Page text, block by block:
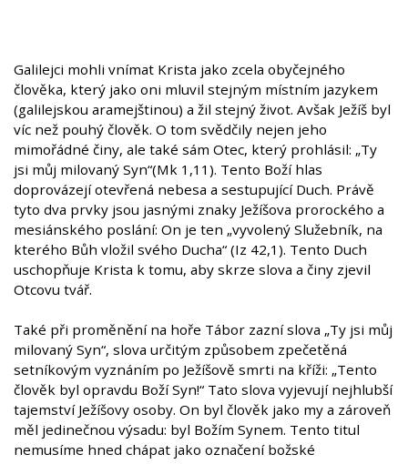
Galilejci mohli vnímat Krista jako zcela obyčejného
člověka, který jako oni mluvil stejným místním jazykem
(galilejskou aramejštinou) a žil stejný život. Avšak Ježíš byl
víc než pouhý člověk. O tom svědčily nejen jeho
mimořádné činy, ale také sám Otec, který prohlásil: „Ty
jsi můj milovaný Syn“(Mk 1,11). Tento Boží hlas
doprovázejí otevřená nebesa a sestupující Duch. Právě
tyto dva prvky jsou jasnými znaky Ježíšova prorockého a
mesiánského poslání: On je ten „vyvolený Služebník, na
kterého Bůh vložil svého Ducha“ (Iz 42,1). Tento Duch
uschopňuje Krista k tomu, aby skrze slova a činy zjevil
Otcovu tvář.
Také při proměnění na hoře Tábor zazní slova „Ty jsi můj
milovaný Syn“, slova určitým způsobem zpečetěná
setníkovým vyznáním po Ježíšově smrti na kříži: „Tento
člověk byl opravdu Boží Syn!“ Tato slova vyjevují nejhlubší
tajemství Ježíšovy osoby. On byl člověk jako my a zároveň
měl jedinečnou výsadu: byl Božím Synem. Tento titul
nemusíme hned chápat jako označení božské